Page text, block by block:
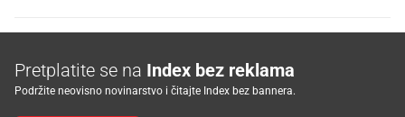
Pretplatite se na Index bez reklama
Podržite neovisno novinarstvo i čitajte Index bez bannera.